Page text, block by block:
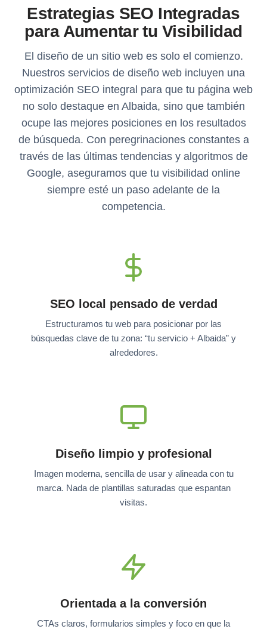
Estrategias SEO Integradas
para Aumentar tu Visibilidad
El diseño de un sitio web es solo el comienzo.
Nuestros servicios de diseño web incluyen una
optimización SEO integral para que tu página web
no solo destaque en Albaida, sino que también
ocupe las mejores posiciones en los resultados
de búsqueda. Con peregrinaciones constantes a
través de las últimas tendencias y algoritmos de
Google, aseguramos que tu visibilidad online
siempre esté un paso adelante de la
competencia.
SEO local pensado de verdad
Estructuramos tu web para posicionar por las
búsquedas clave de tu zona: “tu servicio + Albaida” y
alrededores.
Diseño limpio y profesional
Imagen moderna, sencilla de usar y alineada con tu
marca. Nada de plantillas saturadas que espantan
visitas.
Orientada a la conversión
CTAs claros, formularios simples y foco en que la